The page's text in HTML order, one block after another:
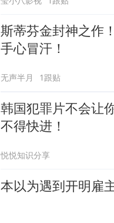
斯蒂芬金封神之作
手心冒汗！
无声半月 1跟贴
韩国犯罪片不会让
不得快进！
悦悦知识分享
本以为遇到开明雇